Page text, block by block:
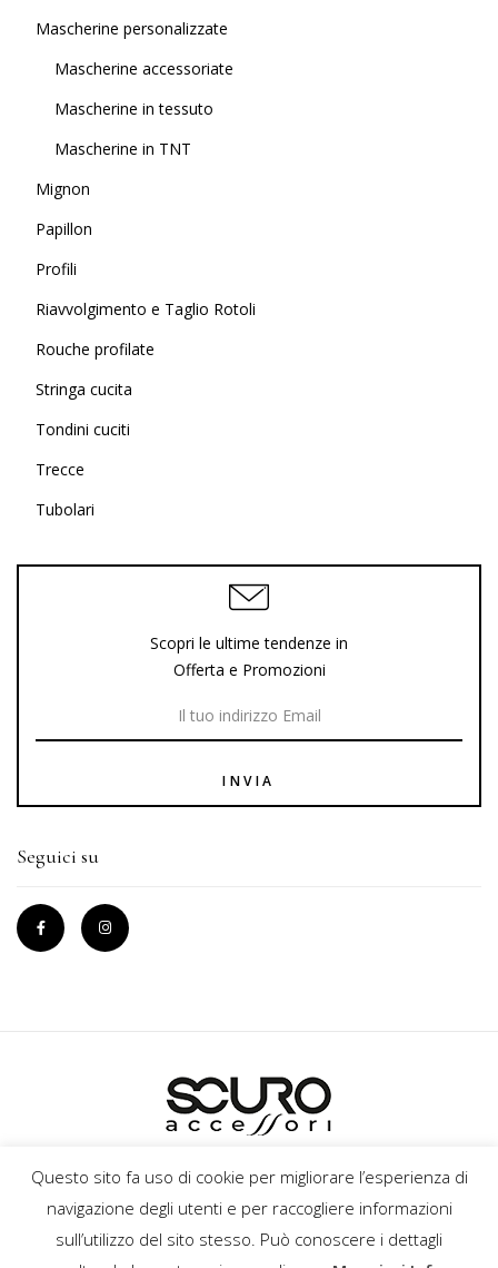
Mascherine personalizzate
Mascherine accessoriate
Mascherine in tessuto
Mascherine in TNT
Mignon
Papillon
Profili
Riavvolgimento e Taglio Rotoli
Rouche profilate
Stringa cucita
Tondini cuciti
Trecce
Tubolari
Scopri le ultime tendenze in
Offerta e Promozioni
INVIA
Seguici su
TERMINI E CONDIZIONI
CREDITS
Questo sito fa uso di cookie per migliorare l’esperienza di
navigazione degli utenti e per raccogliere informazioni
sull’utilizzo del sito stesso. Può conoscere i dettagli